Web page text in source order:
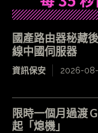
國產路由器秘藏
線中國伺服器
資訊保安 2026-
限時一個月過渡
起「熄機」